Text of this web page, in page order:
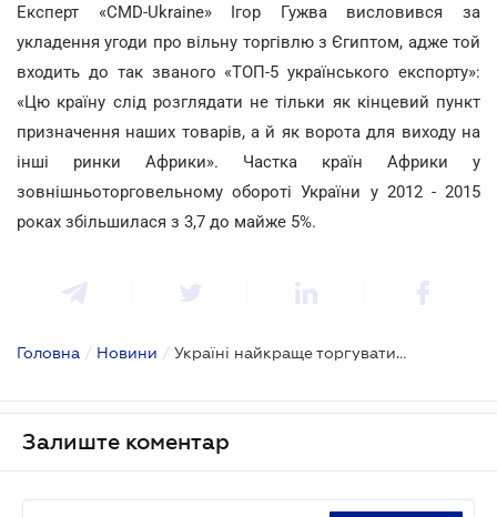
Експерт «CMD-Ukraine» Ігор Гужва висловився за
укладення угоди про вільну торгівлю з Єгиптом, адже той
входить до так званого «ТОП-5 українського експорту»:
«Цю країну слід розглядати не тільки як кінцевий пункт
призначення наших товарів, а й як ворота для виходу на
інші ринки Африки». Частка країн Африки у
зовнішньоторговельному обороті України у 2012 - 2015
роках збільшилася з 3,7 до майже 5%.
Головна / Новини / Україні найкраще торгувати…
Залиште коментар